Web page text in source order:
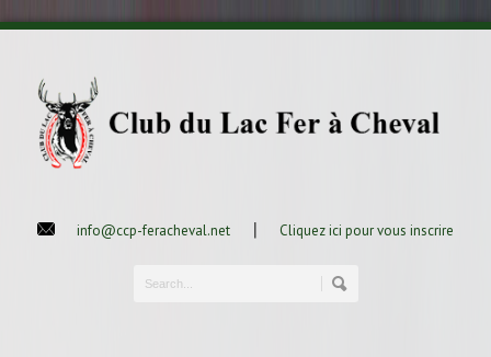
info@ccp-feracheval.net | Cliquez ici pour vous inscrire